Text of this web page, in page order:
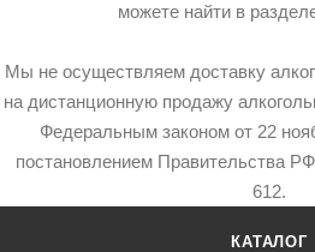
можете найти в
Мы не осуществляем доставку
на дистанционную продажу
Федеральным законом от 22
постановлением Правительства
612.
КАТАЛОГ